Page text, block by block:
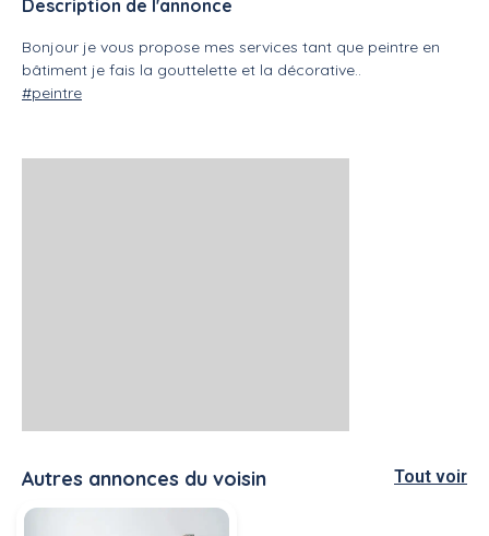
Description de l'annonce
Bonjour je vous propose mes services tant que peintre en
bâtiment je fais la gouttelette et la décorative..
#peintre
Autres annonces du voisin Tout voir